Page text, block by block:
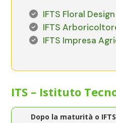
IFTS Floral Design
IFTS
IFTS Impresa
ITS – Istituto
Dopo la maturità o IFTS